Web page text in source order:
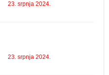
23. srpnja 2024.
23. srpnja 2024.